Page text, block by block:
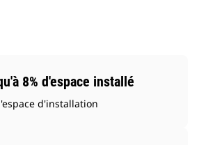
8% d'espace installé
d'installation